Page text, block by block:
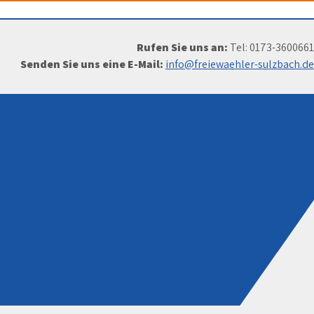
Rufen Sie uns an: Tel: 0173-3600661
Senden Sie uns eine E-Mail: info@freiewaehler-sulzbach.de